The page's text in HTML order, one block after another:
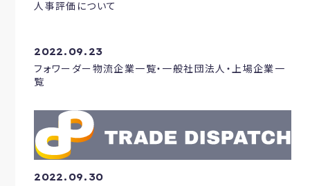
人事評価について
2022.09.23
フォワーダー物流企業一覧・一般社団法人・上場企業一
覧
2022.09.30